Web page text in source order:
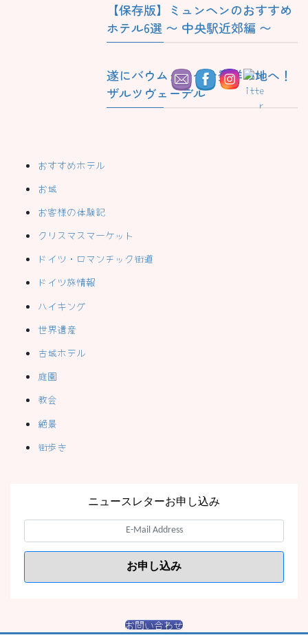
【保存版】ミュンヘンのおすすめ
ホテル6選 〜 中央駅近郊編 〜
遂にバウムクーヘン発祥の地へ！
ザルツヴェーデル
おすすめホテル
お城
お客様の体験記
クリスマスマーケット
ドイツ・ロマンチック街道
ドイツ旅情報
ハイキング
世界遺産
古城ホテル
庭園
教会
絶景
街歩き
ニュースレターお申し込み
お問い合わせ